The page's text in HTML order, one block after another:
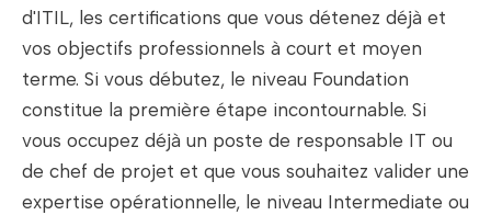
d'ITIL, les certifications que vous détenez déjà et
vos objectifs professionnels à court et moyen
terme. Si vous débutez, le niveau Foundation
constitue la première étape incontournable. Si
vous occupez déjà un poste de responsable IT ou
de chef de projet et que vous souhaitez valider une
expertise opérationnelle, le niveau Intermediate ou